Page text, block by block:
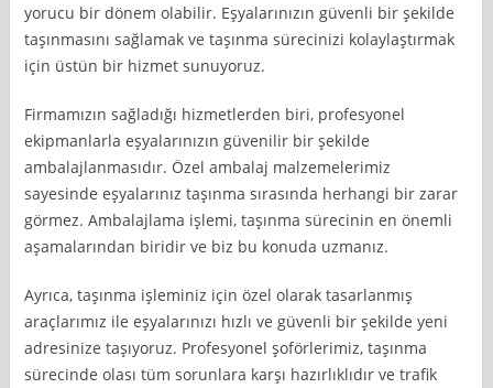
yorucu bir dönem olabilir. Eşyalarınızın güvenli bir şekilde
taşınmasını sağlamak ve taşınma sürecinizi kolaylaştırmak
için üstün bir hizmet sunuyoruz.
Firmamızın sağladığı hizmetlerden biri, profesyonel
ekipmanlarla eşyalarınızın güvenilir bir şekilde
ambalajlanmasıdır. Özel ambalaj malzemelerimiz
sayesinde eşyalarınız taşınma sırasında herhangi bir zarar
görmez. Ambalajlama işlemi, taşınma sürecinin en önemli
aşamalarından biridir ve biz bu konuda uzmanız.
Ayrıca, taşınma işleminiz için özel olarak tasarlanmış
araçlarımız ile eşyalarınızı hızlı ve güvenli bir şekilde yeni
adresinize taşıyoruz. Profesyonel şoförlerimiz, taşınma
sürecinde olası tüm sorunlara karşı hazırlıklıdır ve trafik